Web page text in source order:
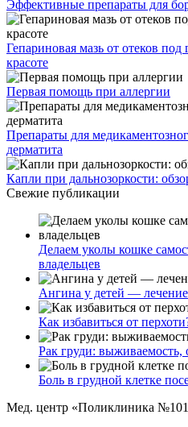
Эффективные препараты для
Гепариновая мазь от отеков под
красоте
Первая помощь при аллергии
Препараты для
дерматита
Капли при дальнозоркости:
Свежие публикации
Делаем уколы кошке
владельцев
Ангина у детей —
Как избавиться от
Рак груди: выживаемость,
Боль в грудной клетке
Мед. центр «Поликлиника